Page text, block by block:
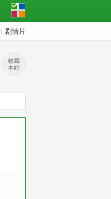
剧情片
收藏
本站